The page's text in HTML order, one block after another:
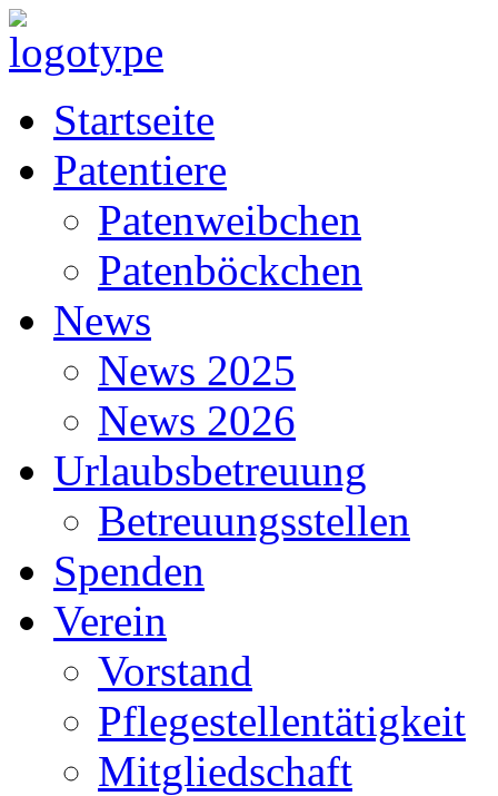
Startseite
Patentiere
Patenweibchen
Patenböckchen
News
News 2025
News 2026
Urlaubsbetreuung
Betreuungsstellen
Spenden
Verein
Vorstand
Pflegestellentätigkeit
Mitgliedschaft